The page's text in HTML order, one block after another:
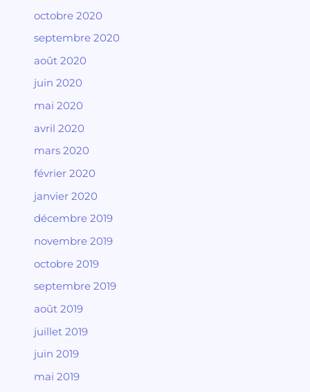
octobre 2020
septembre 2020
août 2020
juin 2020
mai 2020
avril 2020
mars 2020
février 2020
janvier 2020
décembre 2019
novembre 2019
octobre 2019
septembre 2019
août 2019
juillet 2019
juin 2019
mai 2019